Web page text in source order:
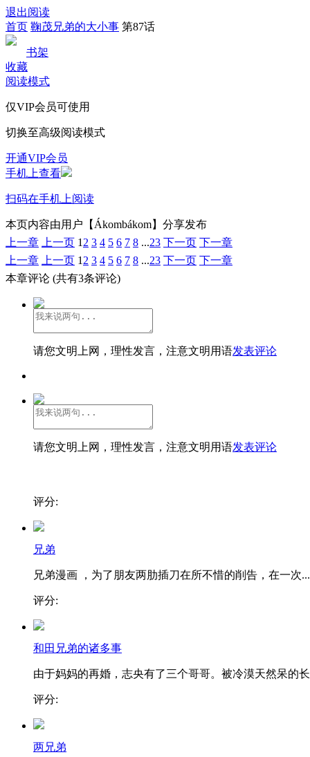
退出阅读
首页 鞠茂兄弟的大小事 第87话
书架
收藏
阅读模式
仅VIP会员可使用
切换至高级阅读模式
开通VIP会员
手机上查看
扫码在手机上阅读
本页内容由用户【Ákombákom】分享发布
上一章
上一页 1 2 3 4 5 6 7 8 ...23 下一页 下一章
上一章
上一页 1 2 3 4 5 6 7 8 ...23 下一页 下一章
本章评论 (共有3条评论)
请您文明上网，理性发言，注意文明用语发表评论
请您文明上网，理性发言，注意文明用语发表评论
评分:
兄弟
兄弟漫画 ，为了朋友两肋插刀在所不惜的削告，在一次...
评分:
和田兄弟的诸多事
由于妈妈的再婚，志央有了三个哥哥。被冷漠天然呆的
评分:
两兄弟